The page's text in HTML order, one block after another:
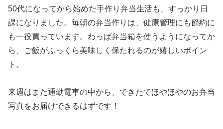
50代になってから始めた手作り弁当生活も、すっかり日
課になりました。毎朝の弁当作りは、健康管理にも節約に
も一役買っています。わっぱ弁当箱を使うようになってか
ら、ご飯がふっくら美味しく保たれるのが嬉しいポイン
ト。
来週はまた通勤電車の中から、できたてほやほやのお弁当
写真をお届けできるはずです！